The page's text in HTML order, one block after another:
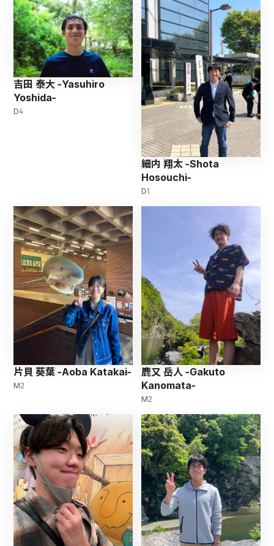
2017年3月 山形大学工学部機械シ
ステム工学科 卒業 2017年4月 山
形大学大学
吉田 泰大 -Yasuhiro
Yoshida-
D4
細内 翔太 -Shota
Hosouchi-
D1
片貝 葵葉 -Aoba Katakai-
M2
鹿又 岳人 -Gakuto
Kanomata-
M2